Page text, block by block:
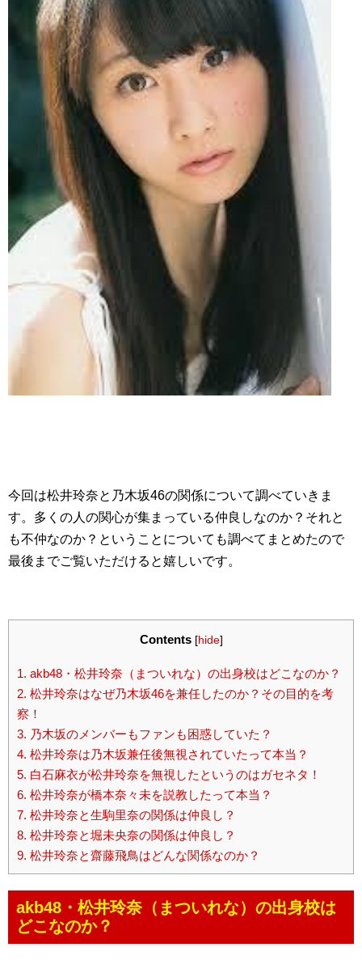
今回は松井玲奈と乃木坂46の関係について調べていきま
す。多くの人の関心が集まっている仲良しなのか？それと
も不仲なのか？ということについても調べてまとめたので
最後までご覧いただけると嬉しいです。
Contents [hide]
1. akb48・松井玲奈（まついれな）の出身校はどこなのか？
2. 松井玲奈はなぜ乃木坂46を兼任したのか？その目的を考
察！
3. 乃木坂のメンバーもファンも困惑していた？
4. 松井玲奈は乃木坂兼任後無視されていたって本当？
5. 白石麻衣が松井玲奈を無視したというのはガセネタ！
6. 松井玲奈が橋本奈々未を説教したって本当？
7. 松井玲奈と生駒里奈の関係は仲良し？
8. 松井玲奈と堀未央奈の関係は仲良し？
9. 松井玲奈と齋藤飛鳥はどんな関係なのか？
akb48・松井玲奈（まついれな）の出身校は
どこなのか？